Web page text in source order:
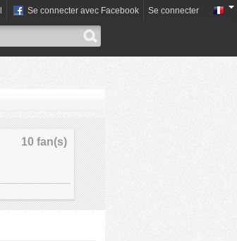
Se connecter avec Facebook Se connecter
10 fan(s)